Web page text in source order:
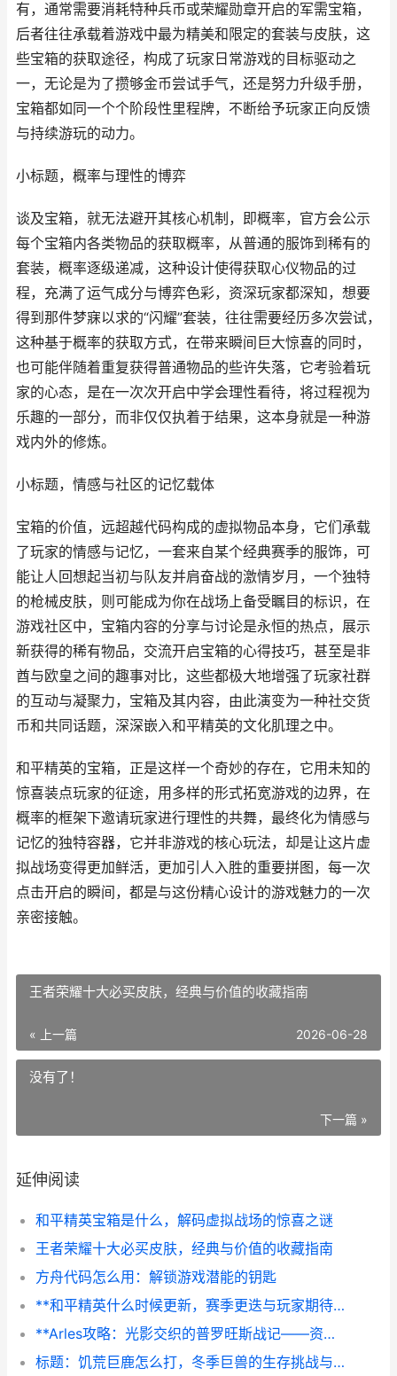
有，通常需要消耗特种兵币或荣耀勋章开启的军需宝箱，
后者往往承载着游戏中最为精美和限定的套装与皮肤，这
些宝箱的获取途径，构成了玩家日常游戏的目标驱动之
一，无论是为了攒够金币尝试手气，还是努力升级手册，
宝箱都如同一个个阶段性里程牌，不断给予玩家正向反馈
与持续游玩的动力。
小标题，概率与理性的博弈
谈及宝箱，就无法避开其核心机制，即概率，官方会公示
每个宝箱内各类物品的获取概率，从普通的服饰到稀有的
套装，概率逐级递减，这种设计使得获取心仪物品的过
程，充满了运气成分与博弈色彩，资深玩家都深知，想要
得到那件梦寐以求的“闪耀”套装，往往需要经历多次尝试，
这种基于概率的获取方式，在带来瞬间巨大惊喜的同时，
也可能伴随着重复获得普通物品的些许失落，它考验着玩
家的心态，是在一次次开启中学会理性看待，将过程视为
乐趣的一部分，而非仅仅执着于结果，这本身就是一种游
戏内外的修炼。
小标题，情感与社区的记忆载体
宝箱的价值，远超越代码构成的虚拟物品本身，它们承载
了玩家的情感与记忆，一套来自某个经典赛季的服饰，可
能让人回想起当初与队友并肩奋战的激情岁月，一个独特
的枪械皮肤，则可能成为你在战场上备受瞩目的标识，在
游戏社区中，宝箱内容的分享与讨论是永恒的热点，展示
新获得的稀有物品，交流开启宝箱的心得技巧，甚至是非
酋与欧皇之间的趣事对比，这些都极大地增强了玩家社群
的互动与凝聚力，宝箱及其内容，由此演变为一种社交货
币和共同话题，深深嵌入和平精英的文化肌理之中。
和平精英的宝箱，正是这样一个奇妙的存在，它用未知的
惊喜装点玩家的征途，用多样的形式拓宽游戏的边界，在
概率的框架下邀请玩家进行理性的共舞，最终化为情感与
记忆的独特容器，它并非游戏的核心玩法，却是让这片虚
拟战场变得更加鲜活，更加引人入胜的重要拼图，每一次
点击开启的瞬间，都是与这份精心设计的游戏魅力的一次
亲密接触。
王者荣耀十大必买皮肤，经典与价值的收藏指南
« 上一篇 2026-06-28
没有了！
下一篇 »
延伸阅读
和平精英宝箱是什么，解码虚拟战场的惊喜之谜
王者荣耀十大必买皮肤，经典与价值的收藏指南
方舟代码怎么用：解锁游戏潜能的钥匙
**和平精英什么时候更新，赛季更迭与玩家期待的交响**
**Arles攻略：光影交织的普罗旺斯战记——资深玩家深度解析**
标题：饥荒巨鹿怎么打，冬季巨兽的生存挑战与战术解析副标题：从恐惧到从容，掌握技巧驯服寒冬死神